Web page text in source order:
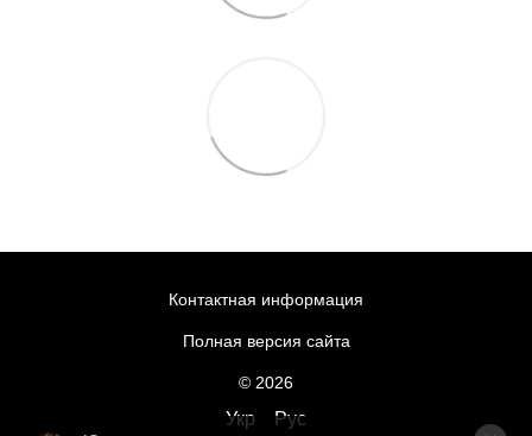
Контактная информация
Полная версия сайта
© 2026
Укр Рус